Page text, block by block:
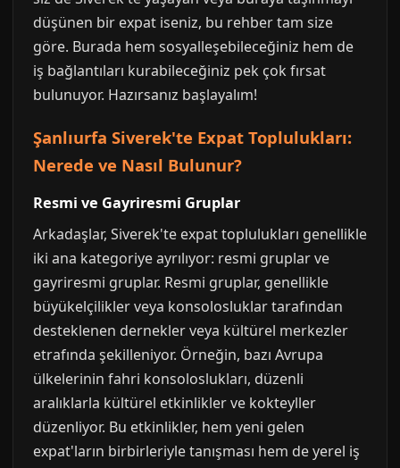
düşünen bir expat iseniz, bu rehber tam size
göre. Burada hem sosyalleşebileceğiniz hem de
iş bağlantıları kurabileceğiniz pek çok fırsat
bulunuyor. Hazırsanız başlayalım!
Şanlıurfa Siverek'te Expat Toplulukları:
Nerede ve Nasıl Bulunur?
Resmi ve Gayriresmi Gruplar
Arkadaşlar, Siverek'te expat toplulukları genellikle
iki ana kategoriye ayrılıyor: resmi gruplar ve
gayriresmi gruplar. Resmi gruplar, genellikle
büyükelçilikler veya konsolosluklar tarafından
desteklenen dernekler veya kültürel merkezler
etrafında şekilleniyor. Örneğin, bazı Avrupa
ülkelerinin fahri konsoloslukları, düzenli
aralıklarla kültürel etkinlikler ve kokteyller
düzenliyor. Bu etkinlikler, hem yeni gelen
expat'ların birbirleriyle tanışması hem de yerel iş